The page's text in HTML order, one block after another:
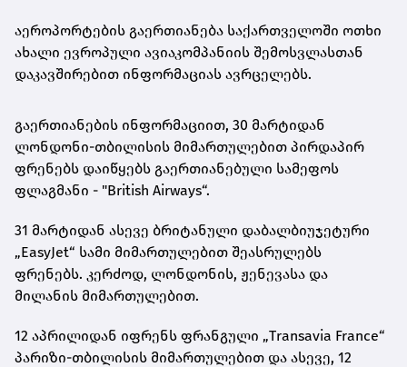
აეროპორტების გაერთიანება საქართველოში ოთხი
ახალი ევროპული ავიაკომპანიის შემოსვლასთან
დაკავშირებით ინფორმაციას ავრცელებს.
გაერთიანების ინფორმაციით, 30 მარტიდან
ლონდონი-თბილისის მიმართულებით პირდაპირ
ფრენებს დაიწყებს გაერთიანებული სამეფოს
ფლაგმანი - "British Airways“.
31 მარტიდან ასევე ბრიტანული დაბალბიუჯეტური
„EasyJet“ სამი მიმართულებით შეასრულებს
ფრენებს. კერძოდ, ლონდონის, ჟენევასა და
მილანის მიმართულებით.
12 აპრილიდან იფრენს ფრანგული „Transavia France“
პარიზი-თბილისის მიმართულებით და ასევე, 12